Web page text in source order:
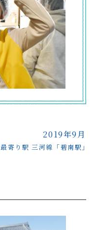
2019年9月
最寄り駅 三河線「碧南駅」